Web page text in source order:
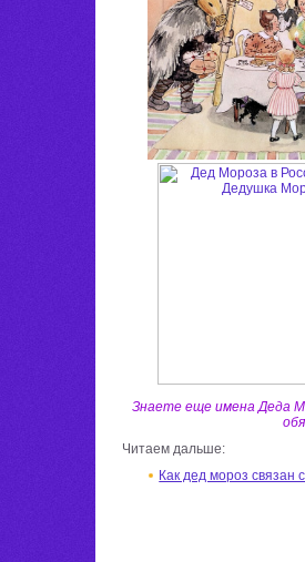
Знаете еще имена Деда
Читаем дальше:
Как дед мороз связан